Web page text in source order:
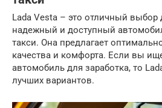
Lada Vesta – это отличный выбор
надежный и доступный
такси. Она предлагает
качества и комфорта. Если вы
автомобиль для заработка, то
лучших вариантов.